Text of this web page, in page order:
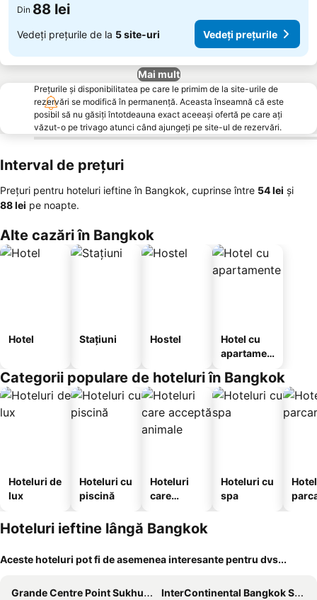
Din 88 lei
Vedeți prețurile de la 5 site-uri Vedeți prețurile
Mai mult
Prețurile și disponibilitatea pe care le primim de la site-urile de
rezervări se modifică în permanență. Aceasta înseamnă că este
posibil să nu găsiți întotdeauna exact aceeași ofertă pe care ați
văzut-o pe trivago atunci când ajungeți pe site-ul de rezervări.
Interval de prețuri
Prețuri pentru hoteluri ieftine în Bangkok, cuprinse între ‎54 lei și
‎88 lei pe noapte.
Alte cazări în Bangkok
Hotel Stațiuni Hostel
Hotel cu
apartamen
Categorii populare de hoteluri în Bangkok
Hoteluri de
lux
Hoteluri cu
piscină
Hoteluri
care
animale
Hoteluri cu
spa
Hoteluri ieftine lângă Bangkok
Aceste hoteluri pot fi de asemenea interesante pentru dvs...
Grande Centre Point Sukhumvit 55
InterContinental Bangkok Sukhumvit by IHG